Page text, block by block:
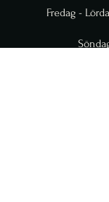
Fredag -